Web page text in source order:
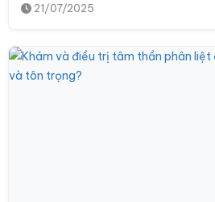
21/07/2025